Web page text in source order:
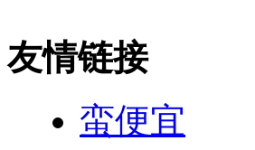
友情链接
蛮便宜